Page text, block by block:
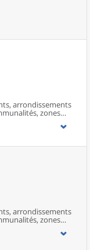
arrondissements
zones
d’attraction des
arrondissements
zones
d’attraction des